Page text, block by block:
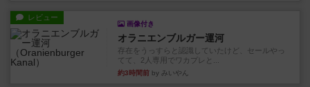
レビュー
画像付き
オラニエンブルガー運河
存在をうっすらと認識していたけど、セールやっ
てて、2人専用でワカプレと...
約3時間前 by みいやん